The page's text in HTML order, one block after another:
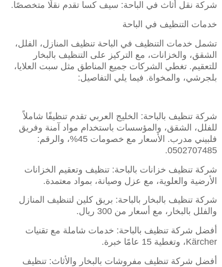
شركة نقل أثاث في الباحة: سيف كسا تقدم نقلًا متخصصًا.
خدمات التنظيف في الباحة
تشمل خدمات التنظيف في الباحة تنظيف المنازل، الفلل،
الشقق، والخزانات، مع التركيز على التنظيف بالبخار
للتعقيم. تغطي الشركات جميع المناطق مثل سبت العلايا،
بلجرشي، والمخواة. فيما يلي التفاصيل:
شركة تنظيف بالباحة: الخليج العربي تقدم تنظيفًا شاملاً
للفلل، الشقق، والمؤسسات باستخدام مواد آمنة وفريق
فلبيني مدرب. الأسعار مع خصومات 45%، والرقم:
0502707485.
شركة تنظيف خزانات بالباحة: تنظيف وتعقيم الخزانات
الأرضية والعلوية، مع عزل وصيانة، بمواد معتمدة.
شركة تنظيف بالبخار بالباحة: بريق كلين لتنظيف المنازل
والفلل بالبخار، مع أسعار من 300 ريال.
أفضل شركة تنظيف بالباحة: خدمات شاملة مع تقنيات
Kärcher، وتغطية 15 عامًا خبرة.
أفضل شركة تنظيف مفروشات بالبخار والأثاث: تنظيف